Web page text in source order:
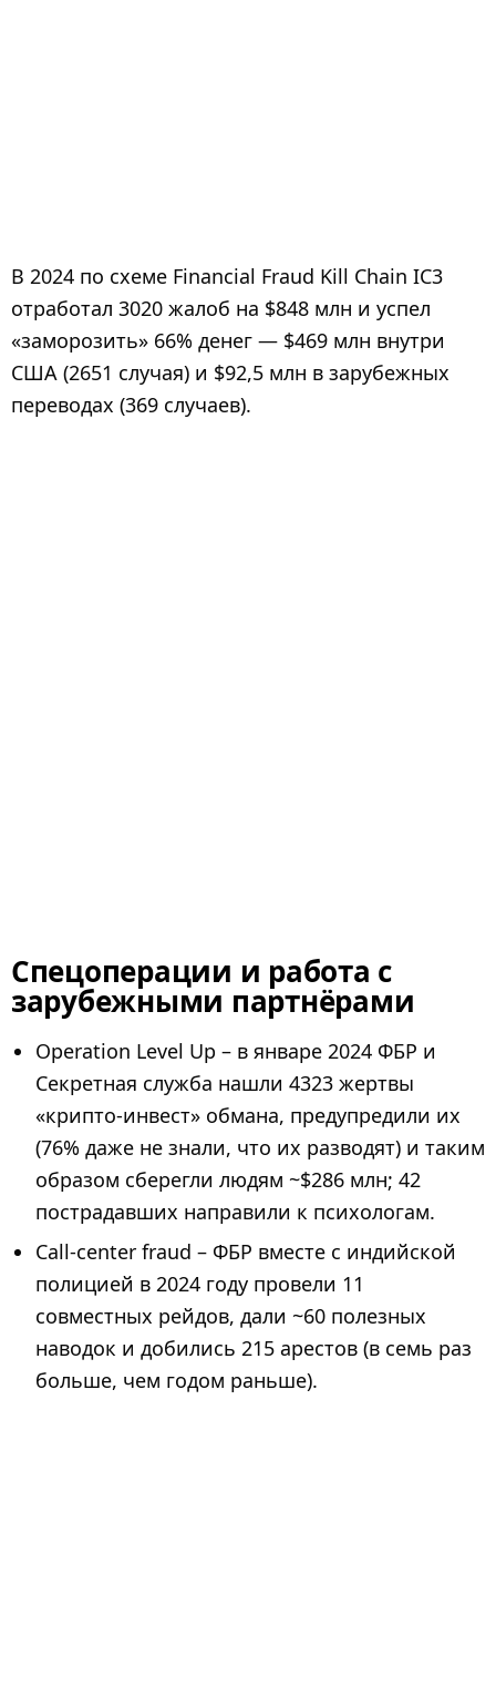
В 2024 по схеме Financial Fraud Kill Chain IC3
отработал 3020 жалоб на $848 млн и успел
«заморозить» 66% денег — $469 млн внутри
США (2651 случая) и $92,5 млн в зарубежных
переводах (369 случаев).
Спецоперации и работа с
зарубежными партнёрами
Operation Level Up – в январе 2024 ФБР и
Секретная служба нашли 4323 жертвы
«крипто-инвест» обмана, предупредили их
(76% даже не знали, что их разводят) и таким
образом сберегли людям ~$286 млн; 42
пострадавших направили к психологам.
Call-center fraud – ФБР вместе с индийской
полицией в 2024 году провели 11
совместных рейдов, дали ~60 полезных
наводок и добились 215 арестов (в семь раз
больше, чем годом раньше).